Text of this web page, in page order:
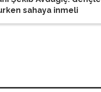
sahaya inmeli